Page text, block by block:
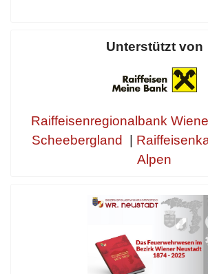
Unterstützt von
Raiffeisenregionalbank
Scheebergland
Alpen